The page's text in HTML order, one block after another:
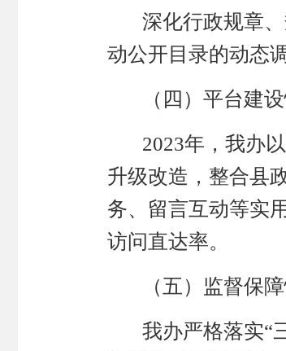
深化行政规章
动公开目录的动态
（四）平台建
2023年，我办
升级改造，整合县
务、留言互动等实
访问直达率。
（五）监督保
我办严格落实“